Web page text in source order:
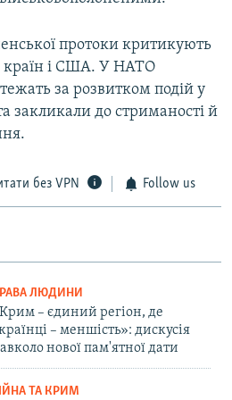
протоки критикують
країн і США. У НАТО
за розвитком подій у
закликали до стриманості й
без VPN Follow us
ЛЮДИНИ
– єдиний регіон, де
– меншість»: дискусія
нової пам'ятної дати
ТА КРИМ